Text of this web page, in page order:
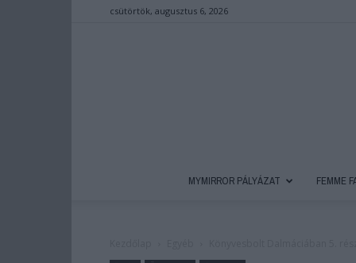
csütörtök, augusztus 6, 2026
MYMIRROR PÁLYÁZAT FEMME